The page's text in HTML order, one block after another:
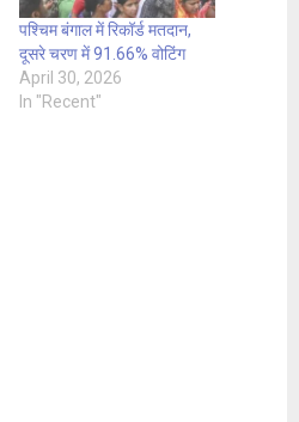
पश्चिम बंगाल में रिकॉर्ड मतदान,
दूसरे चरण में 91.66% वोटिंग
April 30, 2026
In "Recent"